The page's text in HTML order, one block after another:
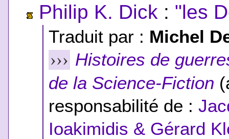
Philip K. Dick : "les
Traduit par : Michel
››› Histoires de
de la Science-Fiction
responsabilité de :
Ioakimidis & Gérard